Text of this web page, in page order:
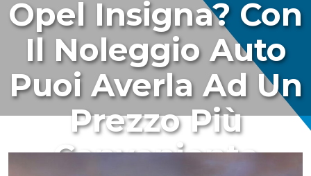
Opel Insigna? Con
Il Noleggio Auto
Puoi Averla Ad Un
Prezzo Più
Conveniente